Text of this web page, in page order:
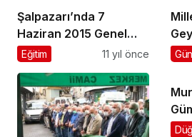
Şalpazarı’nda 7
Haziran 2015 Genel
Seçim Sonuçları
Eğitim 11 yıl önce
gitti